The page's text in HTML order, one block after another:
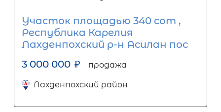
Участок площадью 340 сот ,
Республика Карелия
Лахденпохский р-н Асилан пос
3 000 000 ₽ продажа
Лахденпохский район